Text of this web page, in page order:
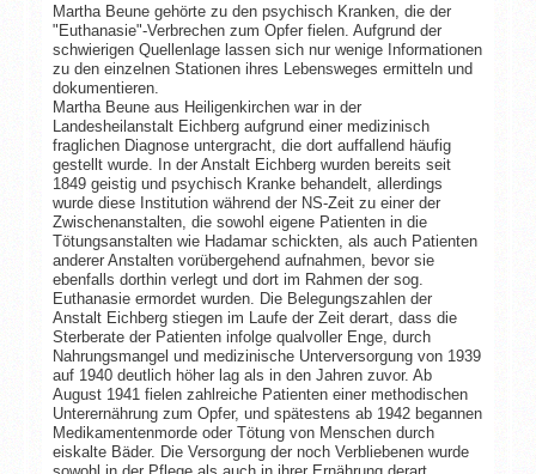
Martha Beune gehörte zu den psychisch Kranken, die der
"Euthanasie"-Verbrechen zum Opfer fielen. Aufgrund der
schwierigen Quellenlage lassen sich nur wenige Informationen
zu den einzelnen Stationen ihres Lebensweges ermitteln und
dokumentieren.
Martha Beune aus Heiligenkirchen war in der
Landesheilanstalt Eichberg aufgrund einer medizinisch
fraglichen Diagnose untergracht, die dort auffallend häufig
gestellt wurde. In der Anstalt Eichberg wurden bereits seit
1849 geistig und psychisch Kranke behandelt, allerdings
wurde diese Institution während der NS-Zeit zu einer der
Zwischenanstalten, die sowohl eigene Patienten in die
Tötungsanstalten wie Hadamar schickten, als auch Patienten
anderer Anstalten vorübergehend aufnahmen, bevor sie
ebenfalls dorthin verlegt und dort im Rahmen der sog.
Euthanasie ermordet wurden. Die Belegungszahlen der
Anstalt Eichberg stiegen im Laufe der Zeit derart, dass die
Sterberate der Patienten infolge qualvoller Enge, durch
Nahrungsmangel und medizinische Unterversorgung von 1939
auf 1940 deutlich höher lag als in den Jahren zuvor. Ab
August 1941 fielen zahlreiche Patienten einer methodischen
Unterernährung zum Opfer, und spätestens ab 1942 begannen
Medikamentenmorde oder Tötung von Menschen durch
eiskalte Bäder. Die Versorgung der noch Verbliebenen wurde